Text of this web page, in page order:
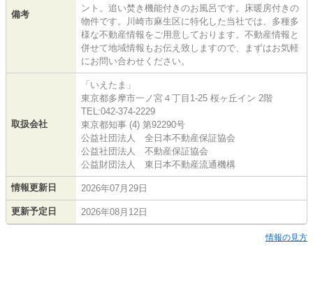
備考
ント。追い焚き機能付きのお風呂です。床暖房付きの
物件です。川崎市麻生区に特化した当社では、多種多
様な不動産情報をご用意しております。不動産情報と
併せて地域情報もお伝え致しますので、まずはお気軽
にお問い合わせください。
取扱会社
「いえたま」
東京都多摩市一ノ宮４丁目1-25 桜ヶ丘イン 2階
TEL:042-374-2229
東京都知事 (4) 第92290号
公益社団法人 全日本不動産保証協会
公益社団法人 不動産保証協会
公益財団法人 東日本不動産流通機構
情報更新日 2026年07月29日
更新予定日 2026年08月12日
情報の見方